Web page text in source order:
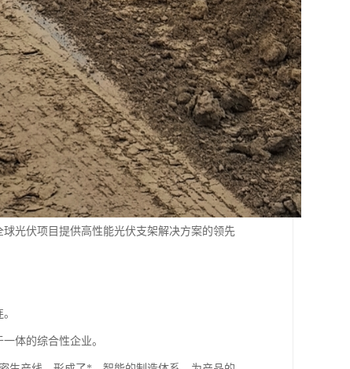
光伏项目提供高性能光伏支架解决方案的领先
体的综合性企业。